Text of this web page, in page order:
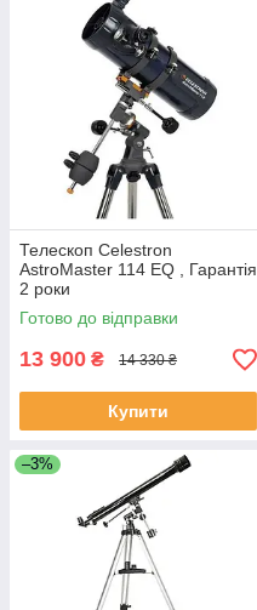
Телескоп Celestron
AstroMaster 114 EQ , Гарантія
2 роки
Готово до відправки
13 900 ₴ 14 330 ₴
Купити
–3%